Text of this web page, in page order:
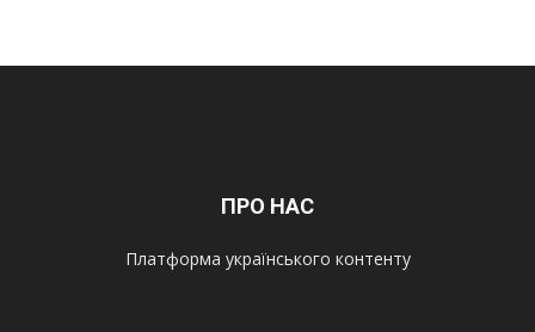
ПРО НАС
Платформа українського контенту